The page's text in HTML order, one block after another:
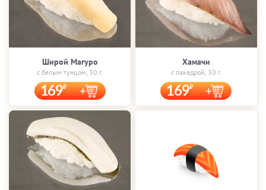
Широй Магуро
с белым тунцом, 30 г.
169
Хамачи
с лакедрой, 30 г.
169